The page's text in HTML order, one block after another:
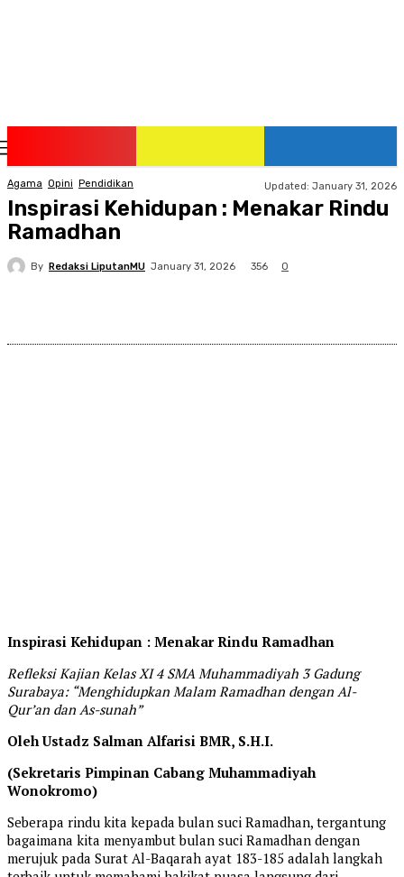
Agama Opini Pendidikan Updated: January 31, 2026
Inspirasi Kehidupan : Menakar Rindu
Ramadhan
By Redaksi LiputanMU January 31, 2026 356 0
Inspirasi Kehidupan : Menakar Rindu Ramadhan
Refleksi Kajian Kelas XI 4 SMA Muhammadiyah 3 Gadung
Surabaya: “Menghidupkan Malam Ramadhan dengan Al-
Qur’an dan As-sunah”
Oleh Ustadz Salman Alfarisi BMR, S.H.I.
(Sekretaris Pimpinan Cabang Muhammadiyah
Wonokromo)
Seberapa rindu kita kepada bulan suci Ramadhan, tergantung
bagaimana kita menyambut bulan suci Ramadhan dengan
merujuk pada Surat Al-Baqarah ayat 183-185 adalah langkah